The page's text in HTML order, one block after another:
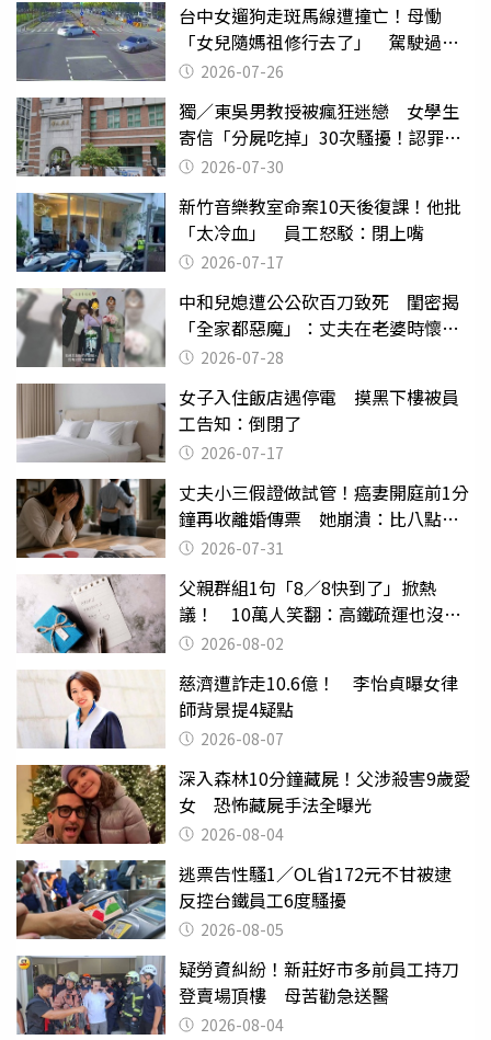
台中女遛狗走斑馬線遭撞亡！母慟
「女兒隨媽祖修行去了」 駕駛過失
致死判9月
2026-07-26
獨／東吳男教授被瘋狂迷戀 女學生
寄信「分屍吃掉」30次騷擾！認罪免
關 2026-07-30
新竹音樂教室命案10天後復課！他批
「太冷血」 員工怒駁：閉上嘴
2026-07-17
中和兒媳遭公公砍百刀致死 閨密揭
「全家都惡魔」：丈夫在老婆時懷孕
摔東西
2026-07-28
女子入住飯店遇停電 摸黑下樓被員
工告知：倒閉了
2026-07-17
丈夫小三假證做試管！癌妻開庭前1分
鐘再收離婚傳票 她崩潰：比八點檔
還扯2026-07-31
父親群組1句「8／8快到了」掀熱
議！ 10萬人笑翻：高鐵疏運也沒列
父親節
2026-08-02
慈濟遭詐走10.6億！ 李怡貞曝女律
師背景提4疑點
2026-08-07
深入森林10分鐘藏屍！父涉殺害9歲愛
女 恐怖藏屍手法全曝光
2026-08-04
逃票告性騷1／OL省172元不甘被逮
反控台鐵員工6度騷擾
2026-08-05
疑勞資糾紛！新莊好市多前員工持刀
登賣場頂樓 母苦勸急送醫
2026-08-04